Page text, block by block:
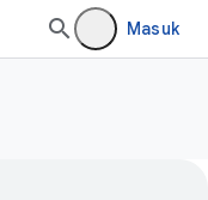
Masuk